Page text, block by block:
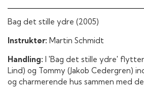
Bag det stille ydre (2005)
Instruktør: Martin Schmidt
Handling: I 'Bag det stille ydre'
Lind) og Tommy (Jakob Cedergren)
og charmerende hus sammen med